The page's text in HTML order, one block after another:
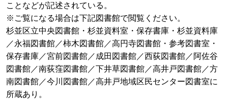
ことなどが記述されている。
※ご覧になる場合は下記図書館で閲覧ください。
杉並区立中央図書館・杉並資料室・保存書庫・杉並資料庫
／永福図書館／柿木図書館／高円寺図書館・参考図書室・
保存書庫／宮前図書館／成田図書館／西荻図書館／阿佐谷
図書館／南荻窪図書館／下井草図書館／高井戸図書館／方
南図書館／今川図書館／高井戸地域区民センター図書室に
所蔵あり。